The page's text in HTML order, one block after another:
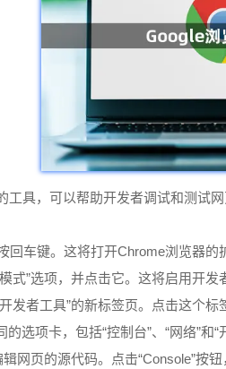
具，可以帮助开发者调试和测试
车键。这将打开Chrome浏览器的
式”选项，并点击它。这将启用开发
发者工具”的新标签页。点击这个标
选项卡，包括“控制台”、“网络”和
网页的源代码。点击“Console”